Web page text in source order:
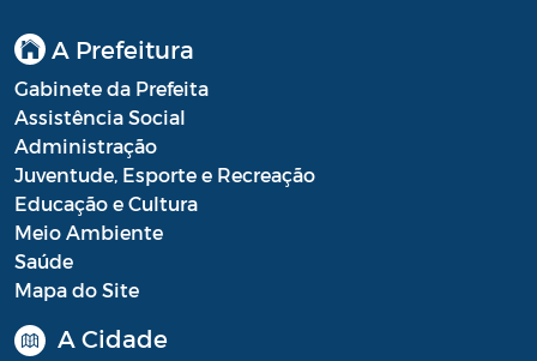
Portaria SEADM
Portaria SECUT
Portaria SEFAZ
A Prefeitura
Gabinete da Prefeita
Assistência Social
Administração
Juventude, Esporte e Recreação
Educação e Cultura
Meio Ambiente
Saúde
Mapa do Site
A Cidade